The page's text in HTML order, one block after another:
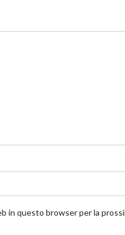
in questo browser per la